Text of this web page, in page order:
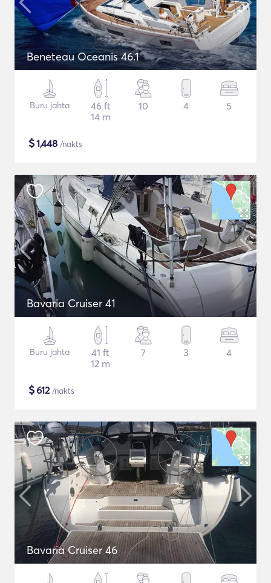
Beneteau Oceanis 46.1
Buru jahta
46 ft
14 m
10 4 5
$1,448 /nakts
Bavaria Cruiser 41
Buru jahta
41 ft
12 m
7 3 4
$612/nakts
Bavaria Cruiser 46